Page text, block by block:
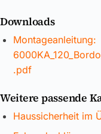
Downloads
Montageanleitung:
.pdf
Weitere passende
Haussicherheit im